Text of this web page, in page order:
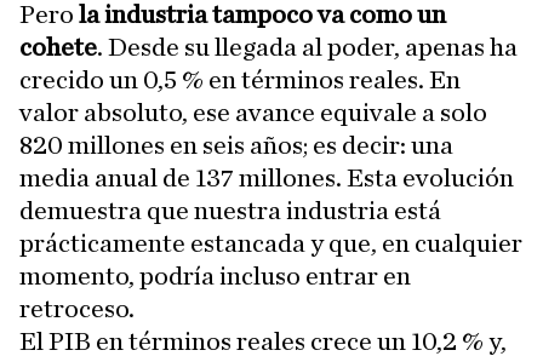
Pero la industria tampoco va como un
cohete. Desde su llegada al poder, apenas ha
crecido un 0,5 % en términos reales. En
valor absoluto, ese avance equivale a solo
820 millones en seis años; es decir: una
media anual de 137 millones. Esta evolución
demuestra que nuestra industria está
prácticamente estancada y que, en cualquier
momento, podría incluso entrar en
retroceso.
El PIB en términos reales crece un 10,2 % y,